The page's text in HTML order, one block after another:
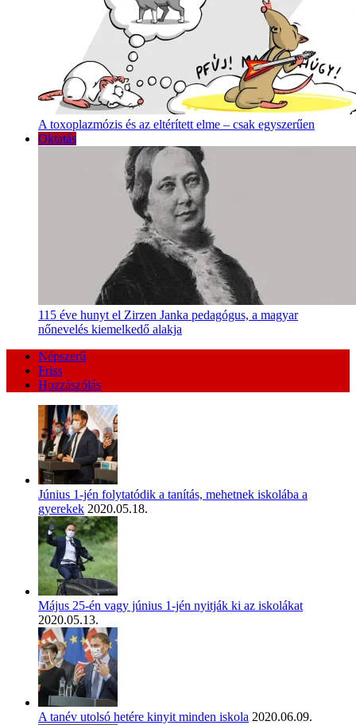
A toxoplazmózis és az eltérített elme – csak egyszerűen
Oktatás
115 éve hunyt el Zirzen Janka pedagógus, a magyar
nőnevelés kiemelkedő alakja
Népszerű
Friss
Hozzászólás
Június 1-jén folytatódik a tanítás, mehetnek iskolába a
gyerekek 2020.05.18.
Május 25-én vagy június 1-jén nyitják ki az iskolákat
2020.05.13.
A tanév utolsó hetére kinyit minden iskola 2020.06.09.